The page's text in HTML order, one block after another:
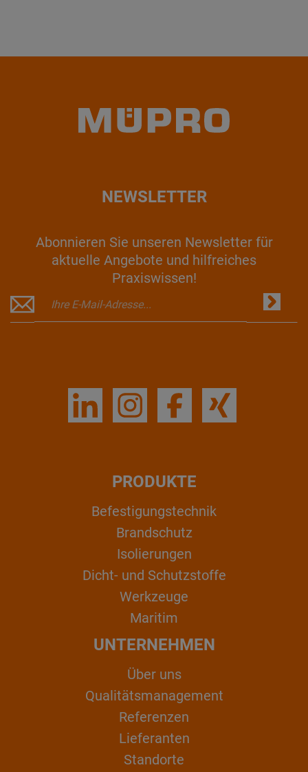
NEWSLETTER
Abonnieren Sie unseren Newsletter für
aktuelle Angebote und hilfreiches
Praxiswissen!
PRODUKTE
Befestigungstechnik
Brandschutz
Isolierungen
Dicht- und Schutzstoffe
Werkzeuge
Maritim
UNTERNEHMEN
Über uns
Qualitätsmanagement
Referenzen
Lieferanten
Standorte